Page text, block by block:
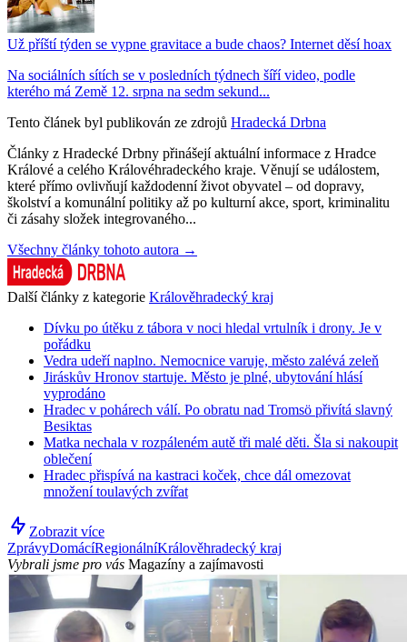
Už příští týden se vypne gravitace a bude chaos? Internet děsí hoax
Na sociálních sítích se v posledních týdnech šíří video, podle
kterého má Země 12. srpna na sedm sekund...
Tento článek byl publikován ze zdrojů Hradecká Drbna
Články z Hradecké Drbny přinášejí aktuální informace z Hradce
Králové a celého Královéhradeckého kraje. Věnují se událostem,
které přímo ovlivňují každodenní život obyvatel – od dopravy,
školství a komunální politiky až po kulturní akce, sport, kriminalitu
či zásahy složek integrovaného...
Všechny články tohoto autora →
Další články z kategorie Králověhradecký kraj
Dívku po útěku z tábora v noci hledal vrtulník i drony. Je v
pořádku
Vedra udeří naplno. Nemocnice varuje, město zalévá zeleň
Jiráskův Hronov startuje. Město je plné, ubytování hlásí
vyprodáno
Hradec v pohárech válí. Po obratu nad Tromsö přivítá slavný
Besiktas
Matka nechala v rozpáleném autě tři malé děti. Šla si nakoupit
oblečení
Hradec přispívá na kastraci koček, chce dál omezovat
množení toulavých zvířat
Zobrazit více
ZprávyDomácíRegionálníKrálověhradecký kraj
Vybrali jsme pro vás Magazíny a zajímavosti